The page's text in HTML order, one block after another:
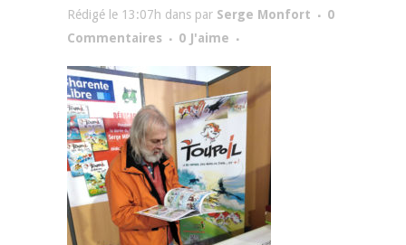
Rédigé le 13:07h dans par Serge Monfort
0
Commentaires
0 J'aime